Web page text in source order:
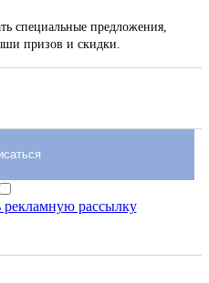
специальные предложения,
призов и скидки.
рекламную рассылку